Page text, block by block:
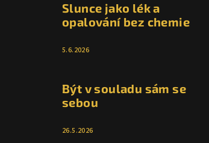
Slunce jako lék a
opalování bez chemie
5.6.2026
Být v souladu sám se
sebou
26.5.2026